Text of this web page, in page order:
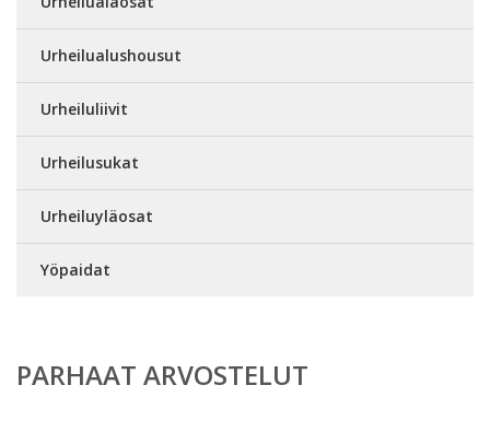
Urheilualushousut
Urheiluliivit
Urheilusukat
Urheiluyläosat
Yöpaidat
PARHAAT ARVOSTELUT